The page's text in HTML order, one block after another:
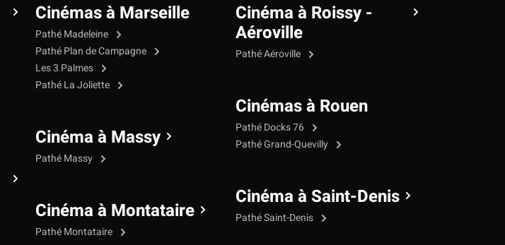
Cinémas à Marseille
Pathé Madeleine
Pathé Plan de Campagne
Les 3 Palmes
Pathé La Joliette
Cinéma à Massy
Pathé Massy
Cinéma à Montataire
Pathé Montataire
Cinéma à Roissy -
Aéroville
Pathé Aéroville
Cinémas à Rouen
Pathé Docks 76
Pathé Grand-Quevilly
Cinéma à Saint-Denis
Pathé Saint-Denis